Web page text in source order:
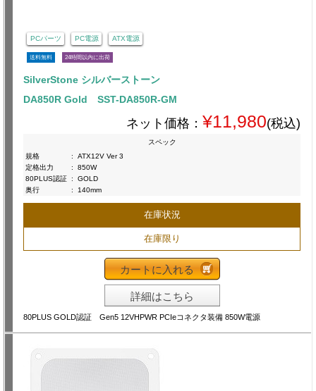
PCパーツ PC電源 ATX電源
送料無料 24時間以内に出荷
SilverStone シルバーストーン
DA850R Gold SST-DA850R-GM
ネット価格： ¥11,980(税込)
スペック
規格
:
ATX12V Ver 3
定格出力
:
850W
80PLUS認証 :
GOLD
奥行
: 140mm
在庫状況
在庫限り
カートに入れる
詳細はこちら
80PLUS GOLD認証 Gen5 12VHPWR PCIeコネクタ装備 850W電源